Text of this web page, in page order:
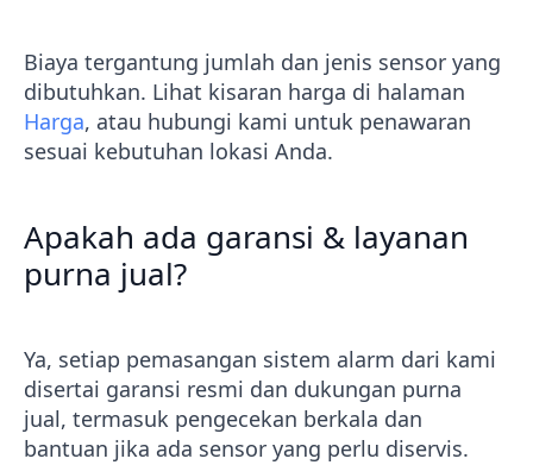
Biaya tergantung jumlah dan jenis sensor yang
dibutuhkan. Lihat kisaran harga di halaman
Harga, atau hubungi kami untuk penawaran
sesuai kebutuhan lokasi Anda.
Apakah ada garansi & layanan
purna jual?
Ya, setiap pemasangan sistem alarm dari kami
disertai garansi resmi dan dukungan purna
jual, termasuk pengecekan berkala dan
bantuan jika ada sensor yang perlu diservis.